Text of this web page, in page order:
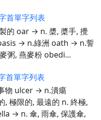
首單字列表
的 oar → n. 槳, 槳手, 攪
→ n.綠洲 oath → n.誓
粥, 燕麥粉 obedi...
首單字列表
物 ulcer → n.潰瘍
極限的, 最遠的 n. 終極,
→ n. 傘, 雨傘, 保護傘,